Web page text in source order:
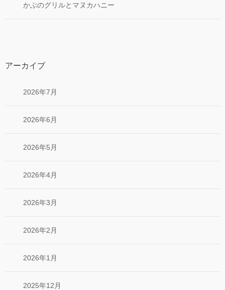
かぶのグリルとマヌカハニー
アーカイブ
2026年7月
2026年6月
2026年5月
2026年4月
2026年3月
2026年2月
2026年1月
2025年12月